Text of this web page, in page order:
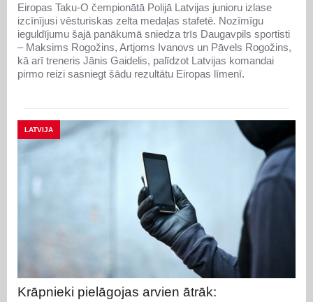
Eiropas Taku-O čempionātā Polijā Latvijas junioru izlase
izcīnījusi vēsturiskas zelta medaļas stafetē. Nozīmīgu
ieguldījumu šajā panākumā sniedza trīs Daugavpils sportisti
– Maksims Rogožins, Artjoms Ivanovs un Pāvels Rogožins,
kā arī treneris Jānis Gaidelis, palīdzot Latvijas komandai
pirmo reizi sasniegt šādu rezultātu Eiropas līmenī.
LATVIJA
Krāpnieki pielāgojas arvien ātrāk: